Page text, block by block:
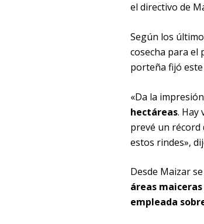
el directivo de
Según los
cosecha para el
porteña fijó
«Da la
hectáreas. Hay
prevé un récord
estos rindes»,
Desde Maizar
áreas
empleada